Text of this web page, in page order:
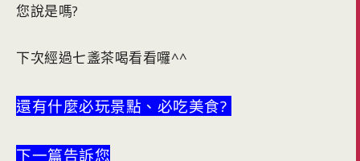
您說是嗎?
下次經過七盞茶喝看看囉^^
還有什麼必玩景點、必吃美食?
下一篇告訴您